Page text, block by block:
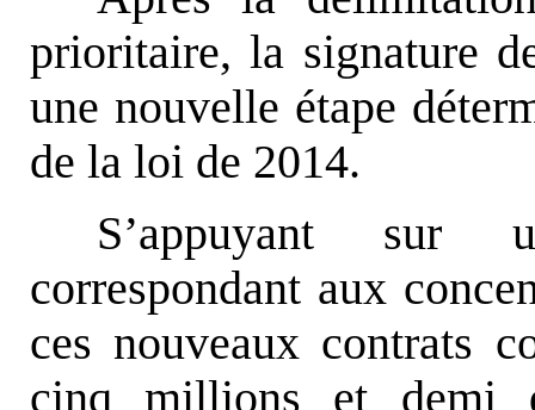
prioritaire, la signature
une nouvelle étape
de la loi de 2014.
S’appuyant sur
correspondant aux
ces nouveaux contrats
cinq millions et demi